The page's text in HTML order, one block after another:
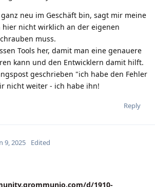
neu im Geschäft bin, sagt mir meine
hier nicht wirklich an der eigenen
muss.
Tools her, damit man eine genauere
kann und den Entwicklern damit hilft.
geschrieben "ich habe den Fehler
nicht weiter - ich habe ihn!
Reply
9, 2025 Edited
d/1910-